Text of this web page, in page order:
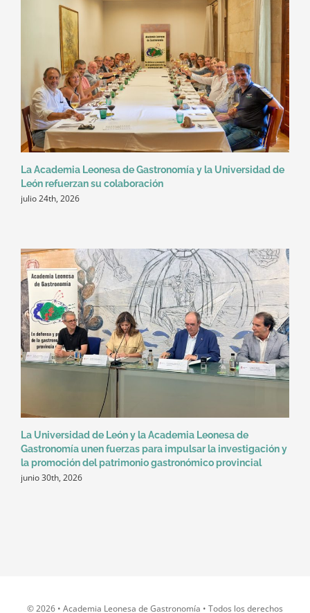
La Academia Leonesa de Gastronomía y la Universidad de
León refuerzan su colaboración
julio 24th, 2026
La Universidad de León y la Academia Leonesa de
Gastronomía unen fuerzas para impulsar la investigación y
la promoción del patrimonio gastronómico provincial
junio 30th, 2026
© 2026 • Academia Leonesa de Gastronomía • Todos los derechos